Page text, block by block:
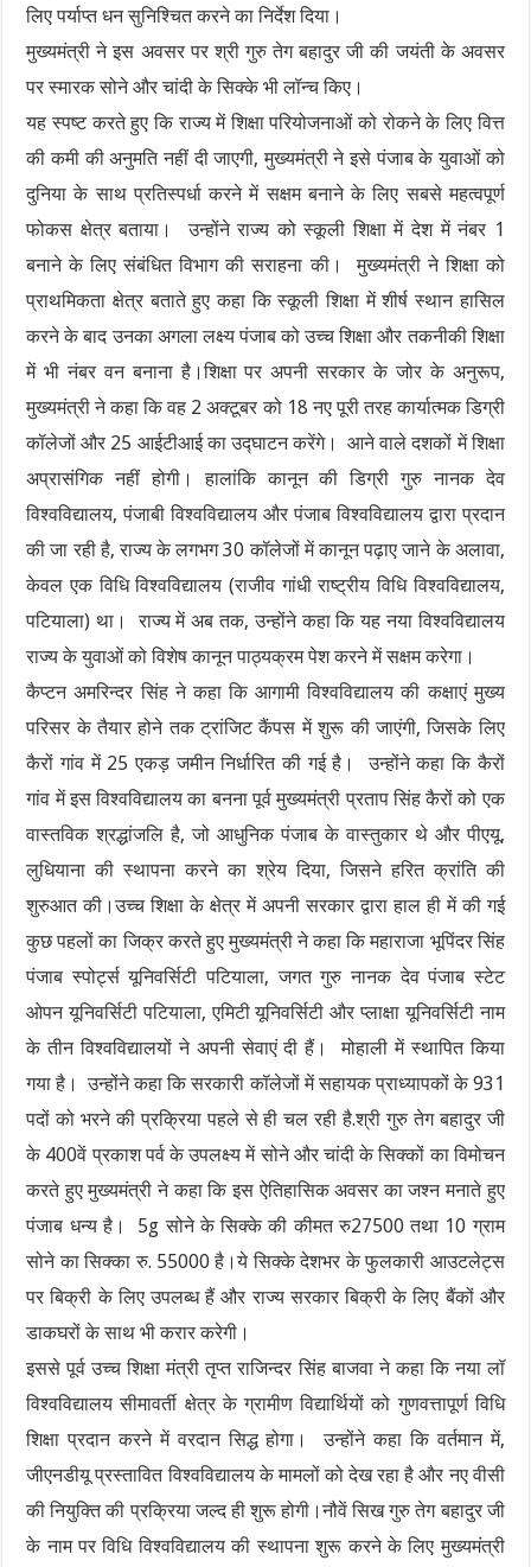
लिए पर्याप्त धन सुनिश्चित करने का निर्देश दिया।
मुख्यमंत्री ने इस अवसर पर श्री गुरु तेग बहादुर जी की जयंती के अवसर
पर स्मारक सोने और चांदी के सिक्के भी लॉन्च किए।
यह स्पष्ट करते हुए कि राज्य में शिक्षा परियोजनाओं को रोकने के लिए वित्त
की कमी की अनुमति नहीं दी जाएगी, मुख्यमंत्री ने इसे पंजाब के युवाओं को
दुनिया के साथ प्रतिस्पर्धा करने में सक्षम बनाने के लिए सबसे महत्वपूर्ण
फोकस क्षेत्र बताया। उन्होंने राज्य को स्कूली शिक्षा में देश में नंबर 1
बनाने के लिए संबंधित विभाग की सराहना की। मुख्यमंत्री ने शिक्षा को
प्राथमिकता क्षेत्र बताते हुए कहा कि स्कूली शिक्षा में शीर्ष स्थान हासिल
करने के बाद उनका अगला लक्ष्य पंजाब को उच्च शिक्षा और तकनीकी शिक्षा
में भी नंबर वन बनाना है।शिक्षा पर अपनी सरकार के जोर के अनुरूप,
मुख्यमंत्री ने कहा कि वह 2 अक्टूबर को 18 नए पूरी तरह कार्यात्मक डिग्री
कॉलेजों और 25 आईटीआई का उद्घाटन करेंगे। आने वाले दशकों में शिक्षा
अप्रासंगिक नहीं होगी। हालांकि कानून की डिग्री गुरु नानक देव
विश्वविद्यालय, पंजाबी विश्वविद्यालय और पंजाब विश्वविद्यालय द्वारा प्रदान
की जा रही है, राज्य के लगभग 30 कॉलेजों में कानून पढ़ाए जाने के अलावा,
केवल एक विधि विश्वविद्यालय (राजीव गांधी राष्ट्रीय विधि विश्वविद्यालय,
पटियाला) था। राज्य में अब तक, उन्होंने कहा कि यह नया विश्वविद्यालय
राज्य के युवाओं को विशेष कानून पाठ्यक्रम पेश करने में सक्षम करेगा।
कैप्टन अमरिन्दर सिंह ने कहा कि आगामी विश्वविद्यालय की कक्षाएं मुख्य
परिसर के तैयार होने तक ट्रांजिट कैंपस में शुरू की जाएंगी, जिसके लिए
कैरों गांव में 25 एकड़ जमीन निर्धारित की गई है। उन्होंने कहा कि कैरों
गांव में इस विश्वविद्यालय का बनना पूर्व मुख्यमंत्री प्रताप सिंह कैरों को एक
वास्तविक श्रद्धांजलि है, जो आधुनिक पंजाब के वास्तुकार थे और पीएयू,
लुधियाना की स्थापना करने का श्रेय दिया, जिसने हरित क्रांति की
शुरुआत की।उच्च शिक्षा के क्षेत्र में अपनी सरकार द्वारा हाल ही में की गई
कुछ पहलों का जिक्र करते हुए मुख्यमंत्री ने कहा कि महाराजा भूपिंदर सिंह
पंजाब स्पोर्ट्स यूनिवर्सिटी पटियाला, जगत गुरु नानक देव पंजाब स्टेट
ओपन यूनिवर्सिटी पटियाला, एमिटी यूनिवर्सिटी और प्लाक्षा यूनिवर्सिटी नाम
के तीन विश्वविद्यालयों ने अपनी सेवाएं दी हैं। मोहाली में स्थापित किया
गया है। उन्होंने कहा कि सरकारी कॉलेजों में सहायक प्राध्यापकों के 931
पदों को भरने की प्रक्रिया पहले से ही चल रही है.श्री गुरु तेग बहादुर जी
के 400वें प्रकाश पर्व के उपलक्ष्य में सोने और चांदी के सिक्कों का विमोचन
करते हुए मुख्यमंत्री ने कहा कि इस ऐतिहासिक अवसर का जश्न मनाते हुए
पंजाब धन्य है। 5g सोने के सिक्के की कीमत रु27500 तथा 10 ग्राम
सोने का सिक्का रु. 55000 है।ये सिक्के देशभर के फुलकारी आउटलेट्स
पर बिक्री के लिए उपलब्ध हैं और राज्य सरकार बिक्री के लिए बैंकों और
डाकघरों के साथ भी करार करेगी।
इससे पूर्व उच्च शिक्षा मंत्री तृप्त राजिन्दर सिंह बाजवा ने कहा कि नया लॉ
विश्वविद्यालय सीमावर्ती क्षेत्र के ग्रामीण विद्यार्थियों को गुणवत्तापूर्ण विधि
शिक्षा प्रदान करने में वरदान सिद्ध होगा। उन्होंने कहा कि वर्तमान में,
जीएनडीयू प्रस्तावित विश्वविद्यालय के मामलों को देख रहा है और नए वीसी
की नियुक्ति की प्रक्रिया जल्द ही शुरू होगी।नौवें सिख गुरु तेग बहादुर जी
के नाम पर विधि विश्वविद्यालय की स्थापना शुरू करने के लिए मुख्यमंत्री